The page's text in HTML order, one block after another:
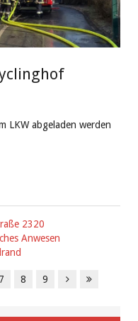
LKW abgeladen werden
2320
Anwesen
7 8 9